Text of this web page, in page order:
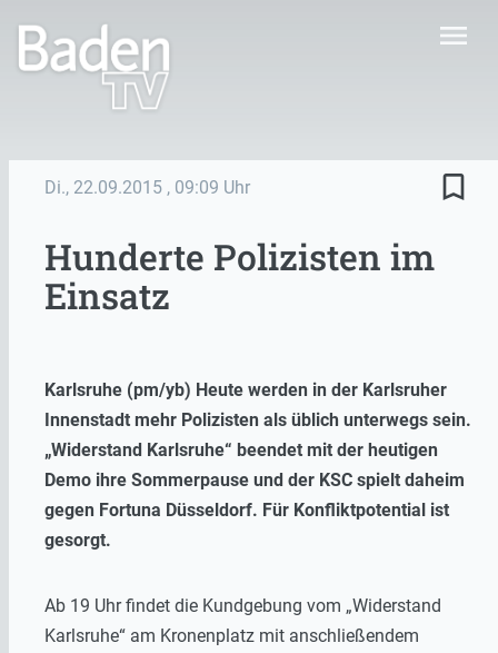
menu
Di., 22.09.2015 , 09:09 Uhr bookmark_border
Hunderte Polizisten im
Einsatz
Karlsruhe (pm/yb) Heute werden in der Karlsruher
Innenstadt mehr Polizisten als üblich unterwegs sein.
„Widerstand Karlsruhe“ beendet mit der heutigen
Demo ihre Sommerpause und der KSC spielt daheim
gegen Fortuna Düsseldorf. Für Konfliktpotential ist
gesorgt.
Ab 19 Uhr findet die Kundgebung vom „Widerstand
Karlsruhe“ am Kronenplatz mit anschließendem